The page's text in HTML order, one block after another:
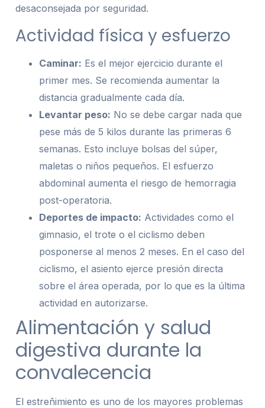
desaconsejada por seguridad.
Actividad física y esfuerzo
Caminar: Es el mejor ejercicio durante el
primer mes. Se recomienda aumentar la
distancia gradualmente cada día.
Levantar peso: No se debe cargar nada que
pese más de 5 kilos durante las primeras 6
semanas. Esto incluye bolsas del súper,
maletas o niños pequeños. El esfuerzo
abdominal aumenta el riesgo de hemorragia
post-operatoria.
Deportes de impacto: Actividades como el
gimnasio, el trote o el ciclismo deben
posponerse al menos 2 meses. En el caso del
ciclismo, el asiento ejerce presión directa
sobre el área operada, por lo que es la última
actividad en autorizarse.
Alimentación y salud
digestiva durante la
convalecencia
El estreñimiento es uno de los mayores problemas